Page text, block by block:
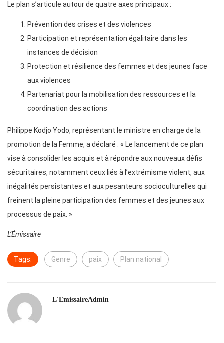
Le plan s’articule autour de quatre axes principaux :
Prévention des crises et des violences
Participation et représentation égalitaire dans les
instances de décision
Protection et résilience des femmes et des jeunes face
aux violences
Partenariat pour la mobilisation des ressources et la
coordination des actions
Philippe Kodjo Yodo, représentant le ministre en charge de la
promotion de la Femme, a déclaré : « Le lancement de ce plan
vise à consolider les acquis et à répondre aux nouveaux défis
sécuritaires, notamment ceux liés à l’extrémisme violent, aux
inégalités persistantes et aux pesanteurs socioculturelles qui
freinent la pleine participation des femmes et des jeunes aux
processus de paix. »
L’Émissaire
Tags: Genre paix Plan national
L'EmissaireAdmin